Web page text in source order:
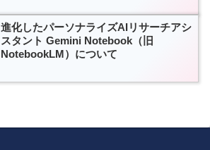
進化したパーソナライズAIリサーチアシ
スタント Gemini Notebook（旧
NotebookLM）について